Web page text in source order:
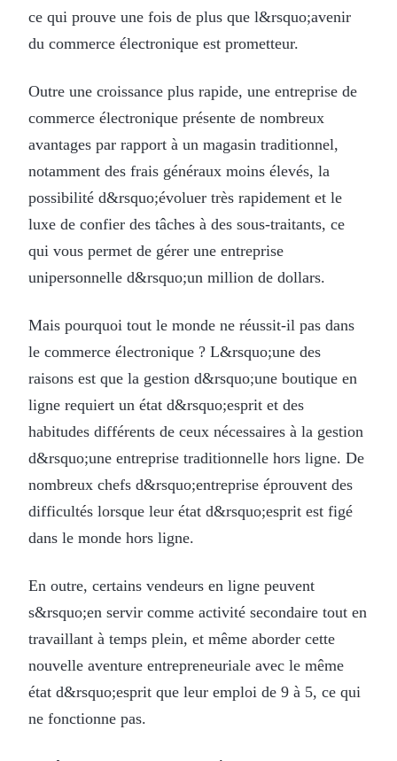
ce qui prouve une fois de plus que l&rsquo;avenir
du commerce électronique est prometteur.
Outre une croissance plus rapide, une entreprise de
commerce électronique présente de nombreux
avantages par rapport à un magasin traditionnel,
notamment des frais généraux moins élevés, la
possibilité d&rsquo;évoluer très rapidement et le
luxe de confier des tâches à des sous-traitants, ce
qui vous permet de gérer une entreprise
unipersonnelle d&rsquo;un million de dollars.
Mais pourquoi tout le monde ne réussit-il pas dans
le commerce électronique ? L&rsquo;une des
raisons est que la gestion d&rsquo;une boutique en
ligne requiert un état d&rsquo;esprit et des
habitudes différents de ceux nécessaires à la gestion
d&rsquo;une entreprise traditionnelle hors ligne. De
nombreux chefs d&rsquo;entreprise éprouvent des
difficultés lorsque leur état d&rsquo;esprit est figé
dans le monde hors ligne.
En outre, certains vendeurs en ligne peuvent
s&rsquo;en servir comme activité secondaire tout en
travaillant à temps plein, et même aborder cette
nouvelle aventure entrepreneuriale avec le même
état d&rsquo;esprit que leur emploi de 9 à 5, ce qui
ne fonctionne pas.